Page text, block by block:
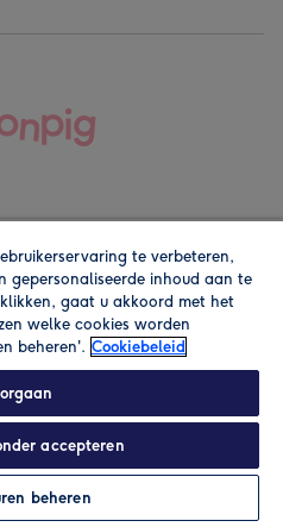
andere heffingen. Lees de
te verbeteren,
gepersonaliseerde inhoud aan te
klikken, gaat u akkoord met het
welke cookies worden
beheren'. Cookiebeleid
accepteren
beheren